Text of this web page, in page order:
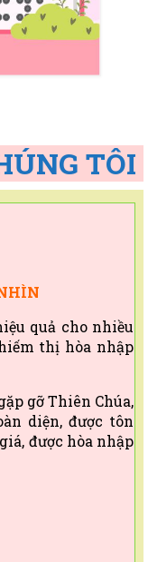
quả cho nhiều
thị hòa nhập
gỡ Thiên Chúa,
diện, được tôn
được hòa nhập